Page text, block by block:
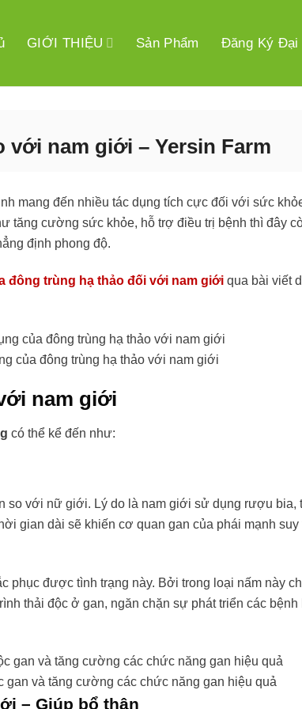
GIỚI THIỆU Sản Phẩm Đăng Ký Đại
với nam giới – Yersin Farm
mang đến nhiều tác dụng tích cực đối với sức
tăng cường sức khỏe, hỗ trợ điều trị bệnh thì đây
định phong độ.
đông trùng hạ thảo đối với nam giới qua bài viết
của đông trùng hạ thảo với nam giới
nam giới
có thể kể đến như:
so với nữ giới. Lý do là nam giới sử dụng rượu bia,
gian dài sẽ khiến cơ quan gan của phái mạnh suy
phục được tình trạng này. Bởi trong loại nấm này
thải độc ở gan, ngăn chặn sự phát triển các bệnh
gan và tăng cường các chức năng gan hiệu quả
– Giúp bổ thận